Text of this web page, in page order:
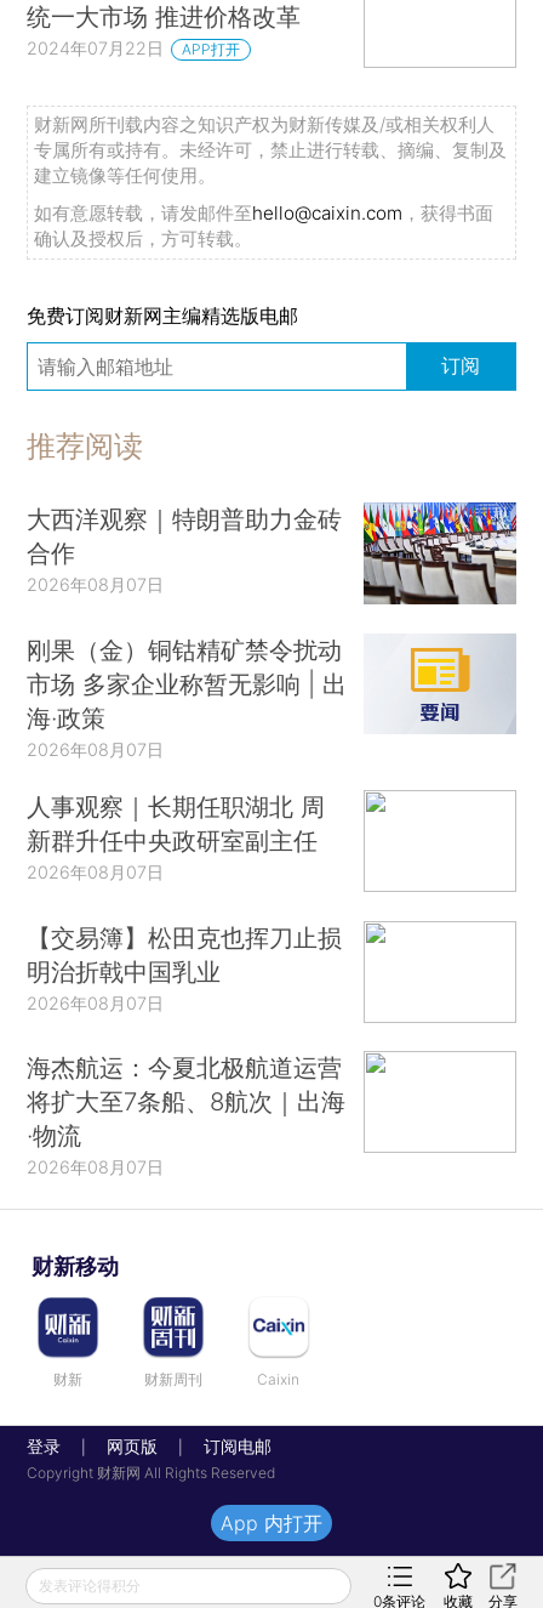
统一大市场 推进价格改革
2024年07月22日 APP打开
财新网所刊载内容之知识产权为财新传媒及/或相关权利人
专属所有或持有。未经许可，禁止进行转载、摘编、复制及
建立镜像等任何使用。
如有意愿转载，请发邮件至hello@caixin.com ，获得书面
确认及授权后，方可转载。
免费订阅财新网主编精选版电邮
订阅
推荐阅读
大西洋观察｜特朗普助力金砖
合作
2026年08月07日
刚果（金）铜钴精矿禁令扰动
市场 多家企业称暂无影响 | 出
海·政策
2026年08月07日
人事观察｜长期任职湖北 周
新群升任中央政研室副主任
2026年08月07日
【交易簿】松田克也挥刀止损
明治折戟中国乳业
2026年08月07日
海杰航运：今夏北极航道运营
将扩大至7条船、8航次｜出海
·物流
2026年08月07日
财新移动
财新 财新周刊 Caixin
登录 网页版 订阅电邮
Copyright 财新网 All Rights Reserved
发表评论得积分
0条评论 收藏 分享
App 内打开